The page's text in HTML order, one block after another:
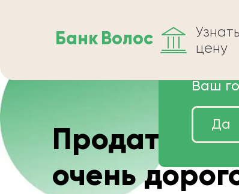
БанкВолос
Узнать
цену
Продать
очень
Ваш
Да